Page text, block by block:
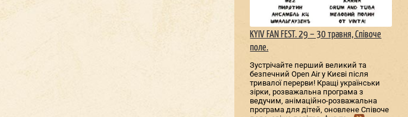
KYIV FAN FEST. 29 – 30 травня, Співоче
поле.
Зустрічайте перший великий та
безпечний Open Air у Києві після
тривалої перерви! Кращі українськи
зірки, розважальна програма з
ведучим, анімаційно-розважальна
програма для дітей, оновлене Співоче